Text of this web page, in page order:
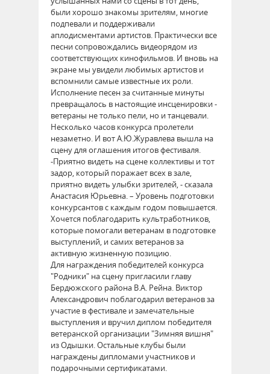
были хорошо знакомы зрителям, многие
подпевали и поддерживали
аплодисментами артистов. Практически все
песни сопровождались видеорядом из
соответствующих кинофильмов. И вновь на
экране мы увидели любимых артистов и
вспомнили самые известные их роли.
Исполнение песен за считанные минуты
превращалось в настоящие инсценировки -
ветераны не только пели, но и танцевали.
Несколько часов конкурса пролетели
незаметно. И вот А.Ю.Журавлева вышла на
сцену для оглашения итогов фестиваля.
-Приятно видеть на сцене коллективы и тот
задор, который поражает всех в зале,
приятно видеть улыбки зрителей, - сказала
Анастасия Юрьевна. – Уровень подготовки
конкурсантов с каждым годом повышается.
Хочется поблагодарить культработников,
которые помогали ветеранам в подготовке
выступлений, и самих ветеранов за
активную жизненную позицию.
Для награждения победителей конкурса
"Родники" на сцену пригласили главу
Бердюжского района В.А. Рейна. Виктор
Александрович поблагодарил ветеранов за
участие в фестивале и замечательные
выступления и вручил диплом победителя
ветеранской организации "Зимняя вишня"
из Одышки. Остальные клубы были
награждены дипломами участников и
подарочными сертификатами.